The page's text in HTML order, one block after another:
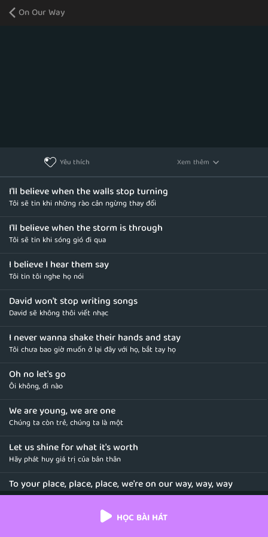
On Our Way
Yêu thích Xem thêm
I'll believe when the walls stop turning
Tôi sẽ tin khi những rào cản ngừng thay đổi
I'll believe when the storm is through
Tôi sẽ tin khi sóng gió đi qua
I believe I hear them say
Tôi tin tôi nghe họ nói
David won't stop writing songs
David sẽ không thôi viết nhạc
I never wanna shake their hands and stay
Tôi chưa bao giờ muốn ở lại đây với họ, bắt tay họ
Oh no let's go
Ôi không, đi nào
We are young, we are one
Chúng ta còn trẻ, chúng ta là một
Let us shine for what it's worth
Hãy phát huy giá trị của bản thân
To your place, place, place, we're on our way, way, way
Đến với mọi người, chúng ta đang đến
We're on our way, way, way, we're on our way somehow
HỌC BÀI HÁT